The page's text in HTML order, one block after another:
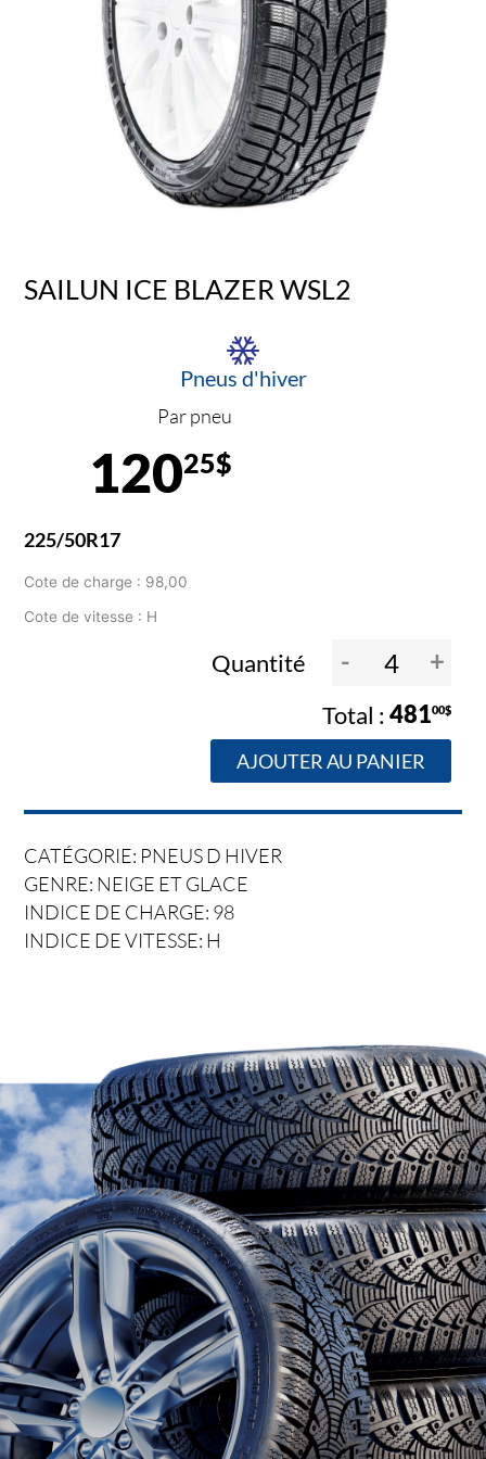
SAILUN ICE BLAZER WSL2
Pneus d'hiver
Par pneu
12025$
225/50R17
Cote de charge : 98,00
Cote de vitesse : H
Quantité - +
48100$
AJOUTER AU PANIER
CATÉGORIE: PNEUS D HIVER
GENRE: NEIGE ET GLACE
INDICE DE CHARGE: 98
INDICE DE VITESSE: H